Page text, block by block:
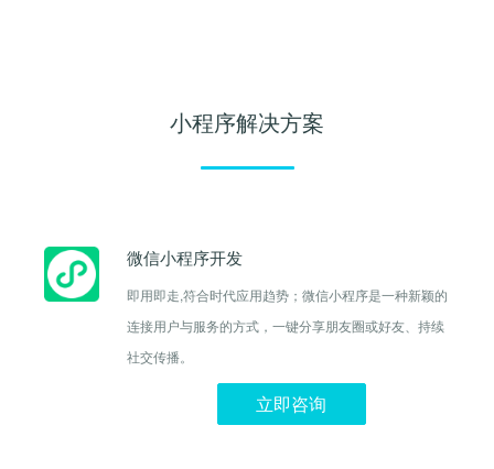
小程序解决方案
微信小程序开发
即用即走,符合时代应用趋势；微信小程序是一种新颖的
连接用户与服务的方式，一键分享朋友圈或好友、持续
社交传播。
立即咨询